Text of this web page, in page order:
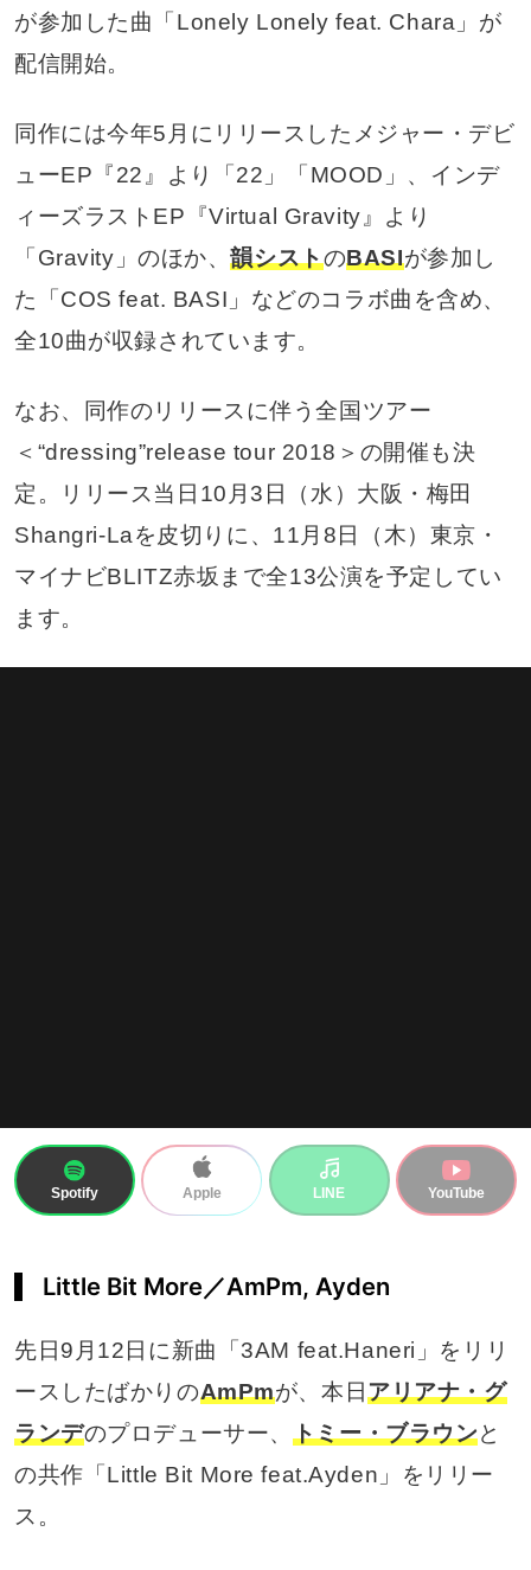
が参加した曲「Lonely Lonely feat. Chara」が
配信開始。
同作には今年5月にリリースしたメジャー・デビ
ューEP『22』より「22」「MOOD」、インデ
ィーズラストEP『Virtual Gravity』より
「Gravity」のほか、韻シストのBASIが参加し
た「COS feat. BASI」などのコラボ曲を含め、
全10曲が収録されています。
なお、同作のリリースに伴う全国ツアー
＜“dressing”release tour 2018＞の開催も決
定。リリース当日10月3日（水）大阪・梅田
Shangri-Laを皮切りに、11月8日（木）東京・
マイナビBLITZ赤坂まで全13公演を予定してい
ます。
Spotify Apple LINE YouTube
Little Bit More／AmPm, Ayden
先日9月12日に新曲「3AM feat.Haneri」をリリ
ースしたばかりのAmPmが、本日アリアナ・グ
ランデのプロデューサー、 トミー・ブラウンと
の共作「Little Bit More feat.Ayden」をリリー
ス。